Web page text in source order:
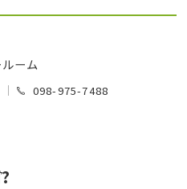
ーム
098-975-7488